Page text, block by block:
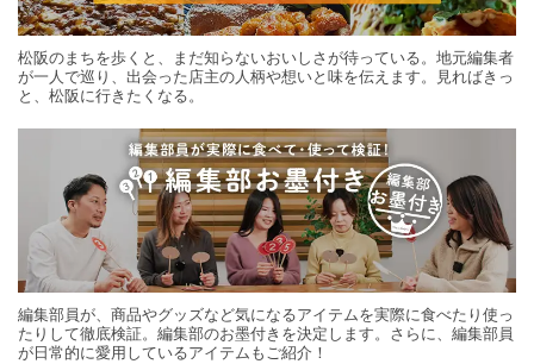
松阪のまちを歩くと、まだ知らないおいしさが待っている。地元編集者
が一人で巡り、出会った店主の人柄や想いと味を伝えます。見ればきっ
と、松阪に行きたくなる。
編集部員が、商品やグッズなど気になるアイテムを実際に食べたり使っ
たりして徹底検証。編集部のお墨付きを決定します。さらに、編集部員
が日常的に愛用しているアイテムもご紹介！